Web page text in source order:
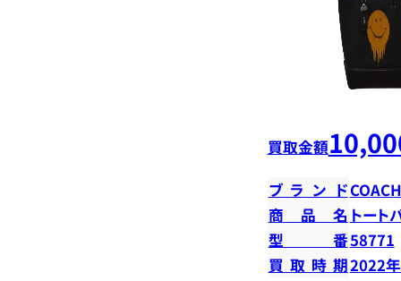
買取金額
ブランドCOACH
商品名 トート
型番58771
買取時期2022